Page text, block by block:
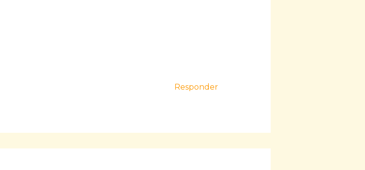
Responder